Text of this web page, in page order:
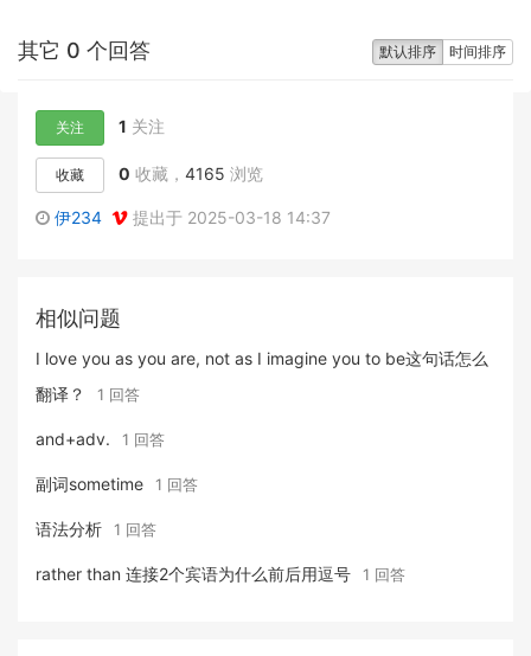
默认排序 时间排序
其它 0 个回答
关注 1 关注
收藏 0 收藏， 4165 浏览
伊234 提出于 2025-03-18 14:37
相似问题
I love you as you are, not as I imagine you to be这句话怎么
翻译？
1 回答
and+adv. 1 回答
副词sometime 1 回答
语法分析 1 回答
rather than 连接2个宾语为什么前后用逗号 1 回答